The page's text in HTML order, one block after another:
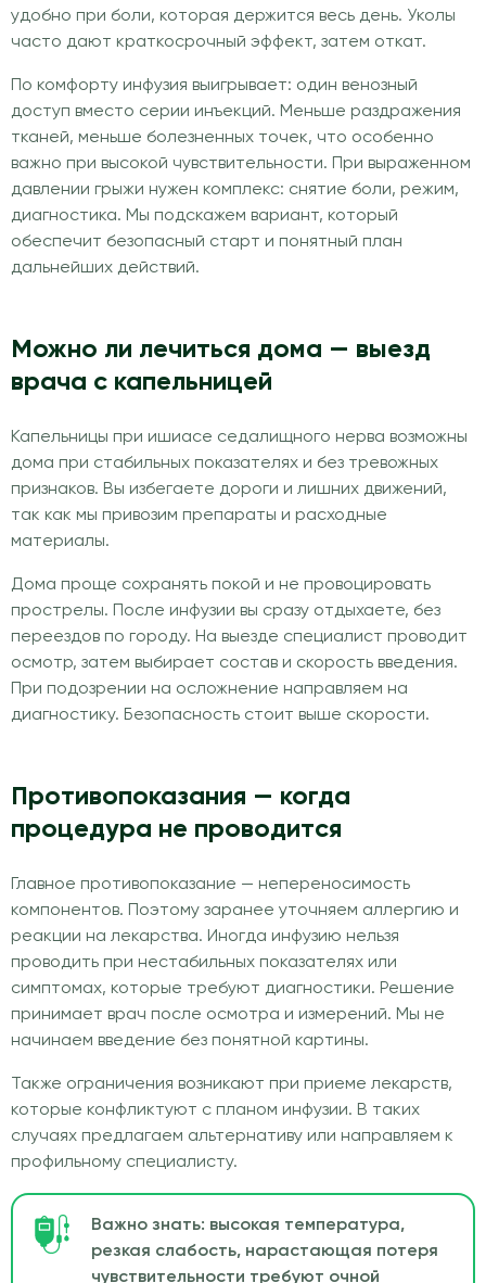
удобно при боли, которая держится весь день. Уколы
часто дают краткосрочный эффект, затем откат.
По комфорту инфузия выигрывает: один венозный
доступ вместо серии инъекций. Меньше раздражения
тканей, меньше болезненных точек, что особенно
важно при высокой чувствительности. При выраженном
давлении грыжи нужен комплекс: снятие боли, режим,
диагностика. Мы подскажем вариант, который
обеспечит безопасный старт и понятный план
дальнейших действий.
Можно ли лечиться дома — выезд
врача с капельницей
Капельницы при ишиасе седалищного нерва возможны
дома при стабильных показателях и без тревожных
признаков. Вы избегаете дороги и лишних движений,
так как мы привозим препараты и расходные
материалы.
Дома проще сохранять покой и не провоцировать
прострелы. После инфузии вы сразу отдыхаете, без
переездов по городу. На выезде специалист проводит
осмотр, затем выбирает состав и скорость введения.
При подозрении на осложнение направляем на
диагностику. Безопасность стоит выше скорости.
Противопоказания — когда
процедура не проводится
Главное противопоказание — непереносимость
компонентов. Поэтому заранее уточняем аллергию и
реакции на лекарства. Иногда инфузию нельзя
проводить при нестабильных показателях или
симптомах, которые требуют диагностики. Решение
принимает врач после осмотра и измерений. Мы не
начинаем введение без понятной картины.
Также ограничения возникают при приеме лекарств,
которые конфликтуют с планом инфузии. В таких
случаях предлагаем альтернативу или направляем к
профильному специалисту.
Важно знать: высокая температура,
резкая слабость, нарастающая потеря
чувствительности требуют очной